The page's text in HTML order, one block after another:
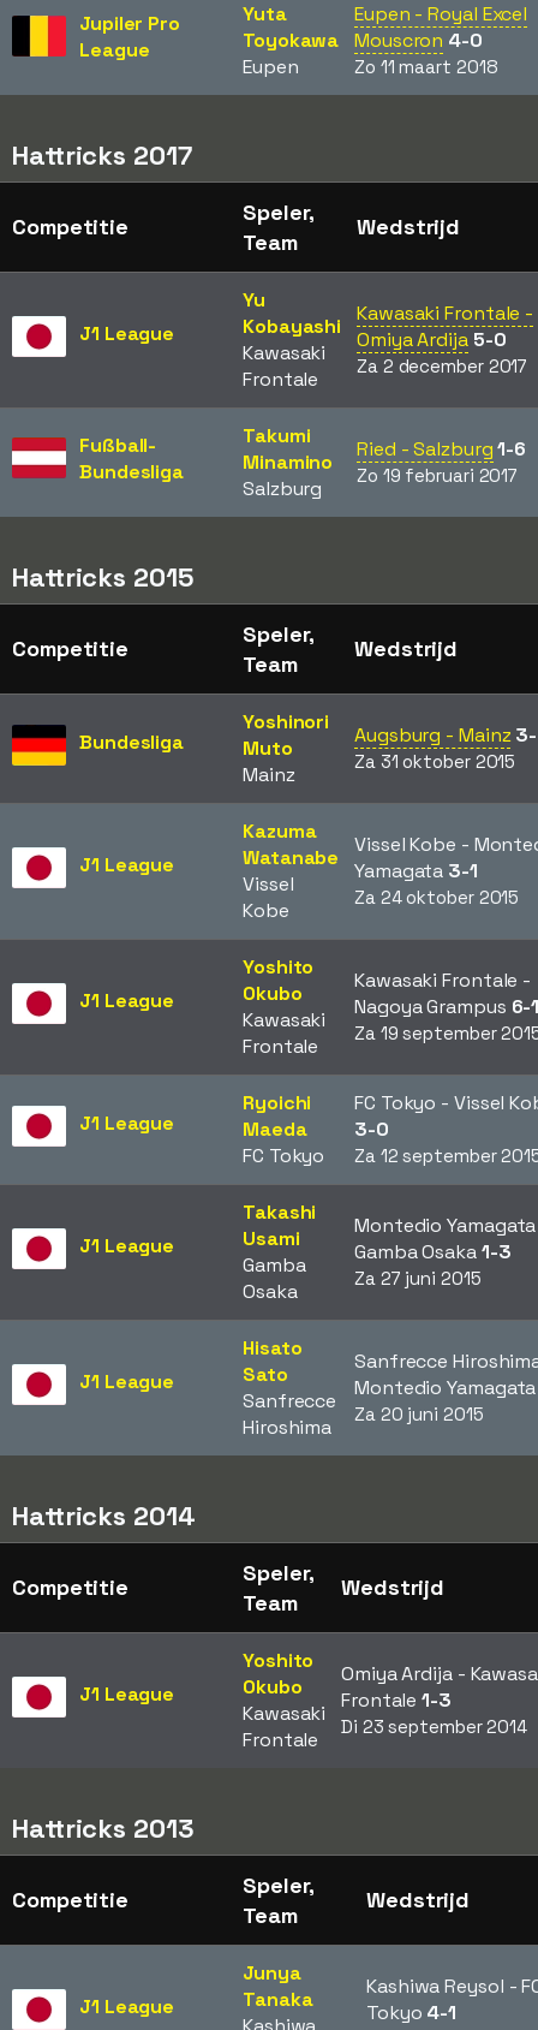
Jupiler Pro
League
Yuta
Toyokawa
Eupen
Eupen - Royal Excel
Mouscron 4-0
Zo 11 maart 2018
Hattricks 2017
Competitie
Speler,
Team
Wedstrijd
J1 League
Yu
Kobayashi
Kawasaki
Frontale
Kawasaki Frontale -
Omiya Ardija 5-0
Za 2 december 2017
Fußball-
Bundesliga
Takumi
Minamino
Salzburg
Ried - Salzburg 1-6
Zo 19 februari 2017
Hattricks 2015
Competitie
Speler,
Team
Wedstrijd
Bundesliga
Yoshinori
Muto
Mainz
Augsburg - Mainz
Za 31 oktober 2015
J1 League
Kazuma
Watanabe
Vissel
Kobe
Vissel Kobe -
Yamagata 3-1
Za 24 oktober 2015
J1 League
Yoshito
Okubo
Kawasaki
Frontale
Kawasaki Frontale -
Nagoya Grampus 6-
Za 19 september
J1 League
Ryoichi
Maeda
FC Tokyo
FC Tokyo - Vissel
3-0
Za 12 september
J1 League
Takashi
Usami
Gamba
Osaka
Montedio
Gamba Osaka1-3
Za 27 juni 2015
J1 League
Hisato
Sato
Sanfrecce
Hiroshima
Sanfrecce
Montedio
Za 20 juni 2015
Hattricks 2014
Competitie
Speler,
Team
Wedstrijd
J1 League
Yoshito
Okubo
Kawasaki
Frontale
Omiya Ardija -
Frontale1-3
Di 23 september 2014
Hattricks 2013
Competitie
Speler,
Team
Wedstrijd
J1 League
Junya
Tanaka
Kashiwa Reysol -
Tokyo 4-1